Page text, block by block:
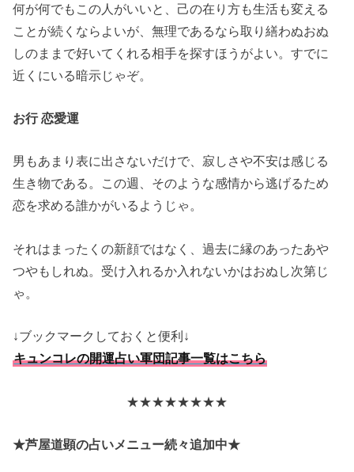
何が何でもこの人がいいと、己の在り方も生活も変える
ことが続くならよいが、無理であるなら取り繕わぬおぬ
しのままで好いてくれる相手を探すほうがよい。すでに
近くにいる暗示じゃぞ。
お行 恋愛運
男もあまり表に出さないだけで、寂しさや不安は感じる
生き物である。この週、そのような感情から逃げるため
恋を求める誰かがいるようじゃ。
それはまったくの新顔ではなく、過去に縁のあったあや
つやもしれぬ。受け入れるか入れないかはおぬし次第じ
ゃ。
↓ブックマークしておくと便利↓
キュンコレの開運占い軍団記事一覧はこちら
★★★★★★★★
★芦屋道顕の占いメニュー続々追加中★